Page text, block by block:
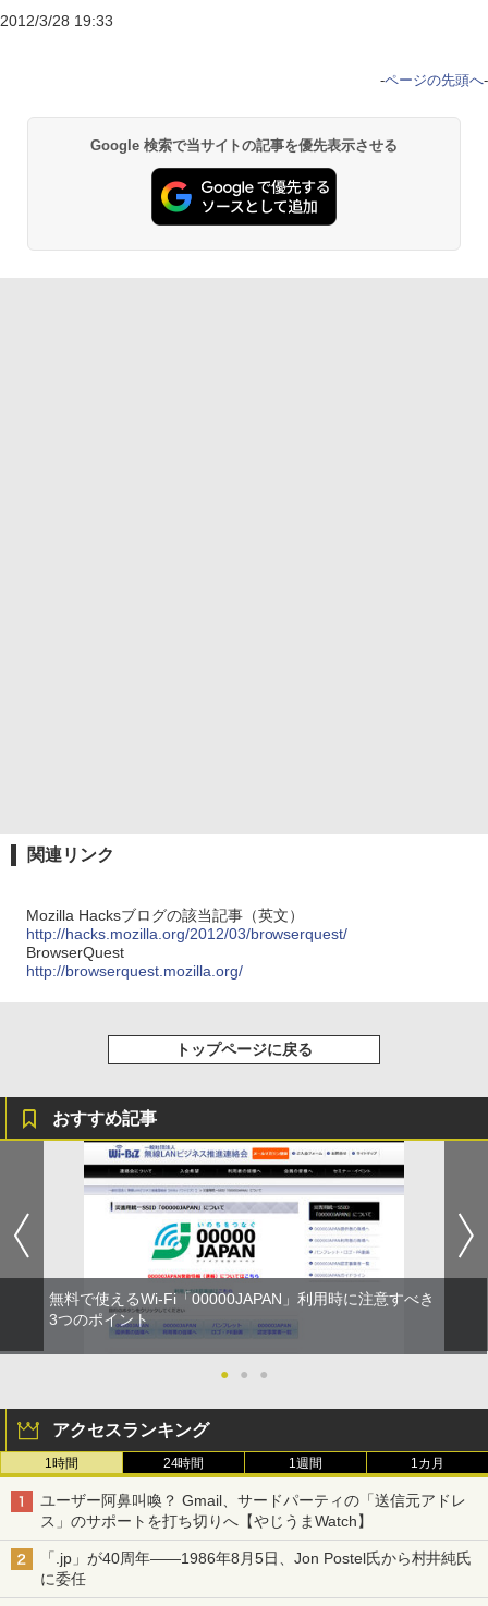
2012/3/28 19:33
-ページの先頭へ-
Google 検索で当サイトの記事を優先表示させる
関連リンク
Mozilla Hacksブログの該当記事（英文）
http://hacks.mozilla.org/2012/03/browserquest/
BrowserQuest
http://browserquest.mozilla.org/
トップページに戻る
おすすめ記事
無料で使えるWi-Fi「00000JAPAN」利用時に注意すべき
3つのポイント
● ● ●
アクセスランキング
1時間 24時間 1週間 1カ月
ユーザー阿鼻叫喚？ Gmail、サードパーティの「送信元アドレ
ス」のサポートを打ち切りへ【やじうまWatch】
「.jp」が40周年――1986年8月5日、Jon Postel氏から村井純氏
に委任